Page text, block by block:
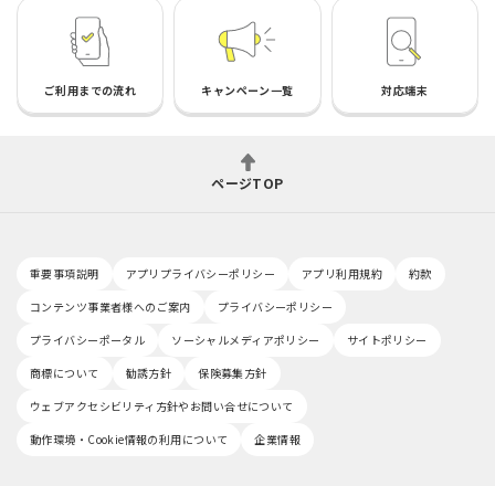
ご利用までの流れ キャンペーン一覧 対応端末
ページTOP
重要事項説明 アプリプライバシーポリシー アプリ利用規約
約款
コンテンツ事業者様へのご案内
プライバシーポリシー
プライバシーポータル
ソーシャルメディアポリシー
サイトポリシー
商標について
勧誘方針
保険募集方針
ウェブアクセシビリティ方針やお問い合せについて
動作環境・Cookie情報の利用について
企業情報